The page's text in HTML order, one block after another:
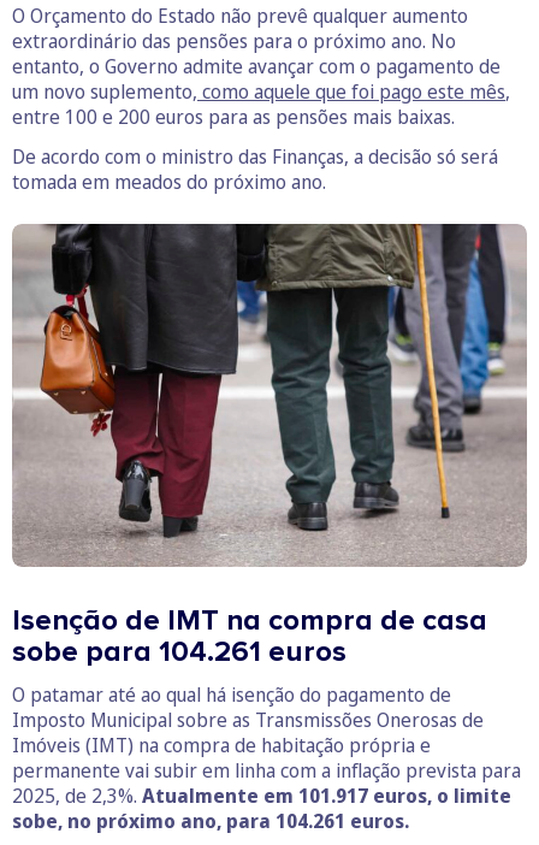
O Orçamento do Estado não prevê qualquer aumento
extraordinário das pensões para o próximo ano. No
entanto, o Governo admite avançar com o pagamento de
um novo suplemento, como aquele que foi pago este mês,
entre 100 e 200 euros para as pensões mais baixas.
De acordo com o ministro das Finanças, a decisão só será
tomada em meados do próximo ano.
Isenção de IMT na compra de casa
sobe para 104.261 euros
O patamar até ao qual há isenção do pagamento de
Imposto Municipal sobre as Transmissões Onerosas de
Imóveis (IMT) na compra de habitação própria e
permanente vai subir em linha com a inflação prevista para
2025, de 2,3%. Atualmente em 101.917 euros, o limite
sobe, no próximo ano, para 104.261 euros.